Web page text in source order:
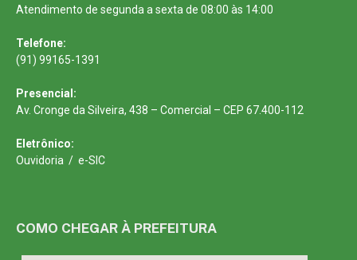
Atendimento de segunda a sexta de 08:00 às 14:00
Telefone:
(91) 99165-1391
Presencial:
Av. Cronge da Silveira, 438 – Comercial – CEP 67.400-112
Eletrônico:
Ouvidoria / e-SIC
COMO CHEGAR À PREFEITURA